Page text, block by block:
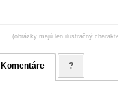
(obrázky majú len ilustračný
Komentáre ?